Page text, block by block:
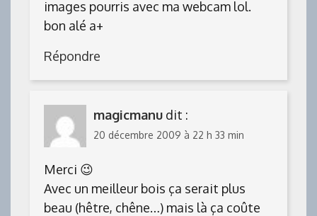
images pourris avec ma webcam lol.
bon alé a+
Répondre
magicmanu dit :
20 décembre 2009 à 22 h 33 min
Merci 😉
Avec un meilleur bois ça serait plus
beau (hêtre, chêne…) mais là ça coûte